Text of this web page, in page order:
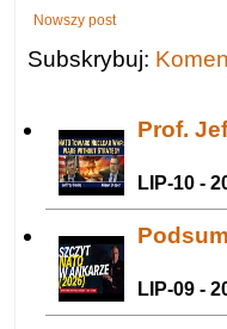
Nowszy post
Subskrybuj:
Prof.
LIP-10 -
LIP-09 -